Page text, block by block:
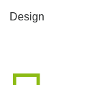
Design